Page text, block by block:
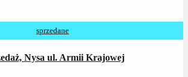
sprzedane
Nysa ul. Armii Krajowej